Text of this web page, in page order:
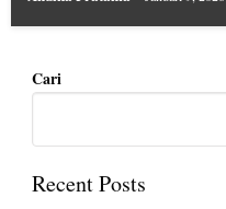
Cari
Recent Posts